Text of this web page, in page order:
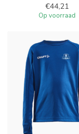
€44,21
Op voorraad